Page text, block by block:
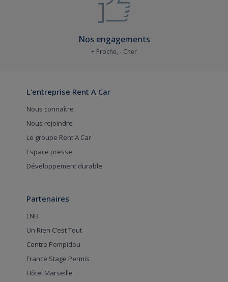
Nos engagements
+ Proche, - Cher
L'entreprise Rent A Car
Nous connaître
Nous rejoindre
Le groupe Rent A Car
Espace presse
Développement durable
Partenaires
LNB
Un Rien C’est Tout
Centre Pompidou
France Stage Permis
Hôtel Marseille